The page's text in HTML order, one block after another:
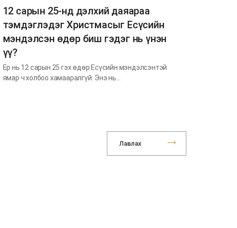
12 сарын 25-нд дэлхий даяараа
тэмдэглэдэг Христмасыг Есүсийн
мэндэлсэн өдөр биш гэдэг нь үнэн
үү?
Ер нь 12 сарын 25 гэх өдөр Есүсийн мэндэлсэнтэй
ямар ч холбоо хамааралгүй. Энэ нь…
Лавлах